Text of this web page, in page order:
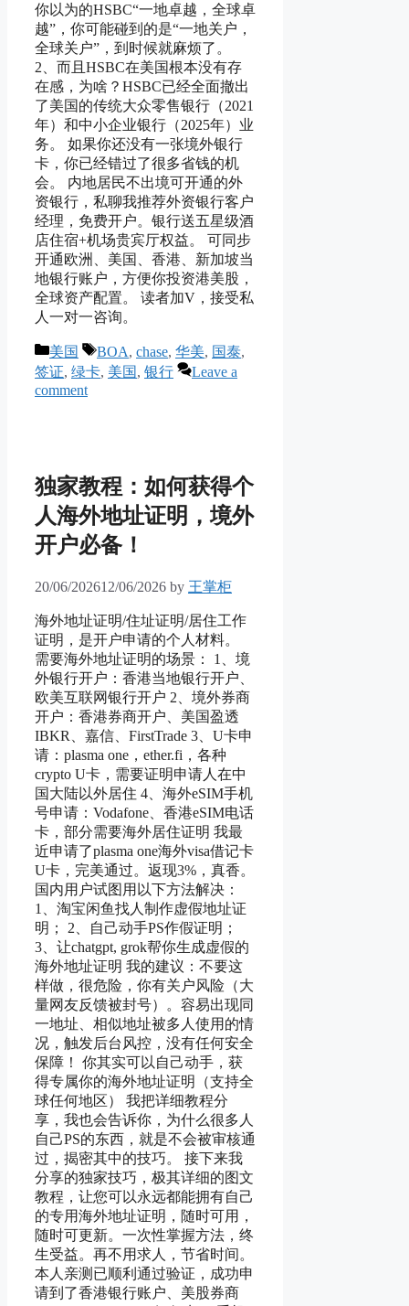
你以为的HSBC“一地卓越，全球卓
越”，你可能碰到的是“一地关户，
全球关户”，到时候就麻烦了。
2、而且HSBC在美国根本没有存
在感，为啥？HSBC已经全面撤出
了美国的传统大众零售银行（2021
年）和中小企业银行（2025年）业
务。 如果你还没有一张境外银行
卡，你已经错过了很多省钱的机
会。 内地居民不出境可开通的外
资银行，私聊我推荐外资银行客户
经理，免费开户。银行送五星级酒
店住宿+机场贵宾厅权益。 可同步
开通欧洲、美国、香港、新加坡当
地银行账户，方便你投资港美股，
全球资产配置。 读者加V，接受私
人一对一咨询。
Categories
美国 Tags
BOA, chase, 华美, 国泰,
签证, 绿卡, 美国 , 银行
Leave a
comment
独家教程：如何获得个
人海外地址证明，境外
开户必备！
20/06/202612/06/2026 by 王掌柜
海外地址证明/住址证明/居住工作
证明，是开户申请的个人材料。
需要海外地址证明的场景： 1、境
外银行开户：香港当地银行开户、
欧美互联网银行开户 2、境外券商
开户：香港券商开户、美国盈透
IBKR、嘉信、FirstTrade 3、U卡申
请：plasma one，ether.fi，各种
crypto U卡，需要证明申请人在中
国大陆以外居住 4、海外eSIM手机
号申请：Vodafone、香港eSIM电话
卡，部分需要海外居住证明 我最
近申请了plasma one海外visa借记卡
U卡，完美通过。返现3%，真香。
国内用户试图用以下方法解决：
1、淘宝闲鱼找人制作虚假地址证
明； 2、自己动手PS作假证明；
3、让chatgpt, grok帮你生成虚假的
海外地址证明 我的建议：不要这
样做，很危险，你有关户风险（大
量网友反馈被封号）。容易出现同
一地址、相似地址被多人使用的情
况，触发后台风控，没有任何安全
保障！ 你其实可以自己动手，获
得专属你的海外地址证明（支持全
球任何地区） 我把详细教程分
享，我也会告诉你，为什么很多人
自己PS的东西，就是不会被审核通
过，揭密其中的技巧。 接下来我
分享的独家技巧，极其详细的图文
教程，让您可以永远都能拥有自己
的专用海外地址证明，随时可用，
随时可更新。一次性掌握方法，终
生受益。再不用求人，节省时间。
本人亲测已顺利通过验证，成功申
请到了香港银行账户、美股券商